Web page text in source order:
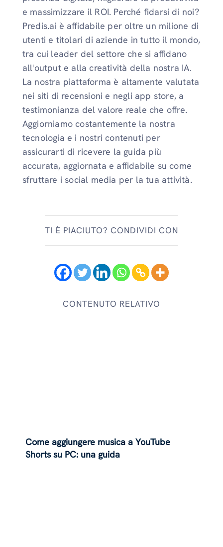
e massimizzare il ROI. Perché fidarsi di noi?
Predis.ai è affidabile per oltre un milione di
utenti e titolari di aziende in tutto il mondo,
tra cui leader del settore che si affidano
all'output e alla creatività della nostra IA.
La nostra piattaforma è altamente valutata
nei siti di recensioni e negli app store, a
testimonianza del valore reale che offre.
Aggiorniamo costantemente la nostra
tecnologia e i nostri contenuti per
assicurarti di ricevere la guida più
accurata, aggiornata e affidabile su come
sfruttare i social media per la tua attività.
TI È PIACIUTO? CONDIVIDI CON
CONTENUTO RELATIVO
Come aggiungere musica a YouTube
Shorts su PC: una guida